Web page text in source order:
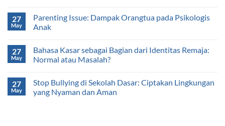
27
May
Parenting Issue: Dampak Orangtua pada Psikologis
Anak
27
May
Bahasa Kasar sebagai Bagian dari Identitas Remaja:
Normal atau Masalah?
27
May
Stop Bullying di Sekolah Dasar: Ciptakan Lingkungan
yang Nyaman dan Aman